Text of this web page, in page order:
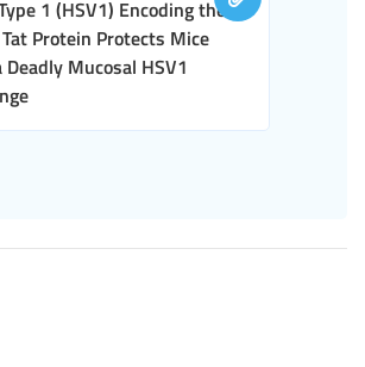
1 (HSV1) Encoding the
Protein Protects Mice
Mucosal HSV1